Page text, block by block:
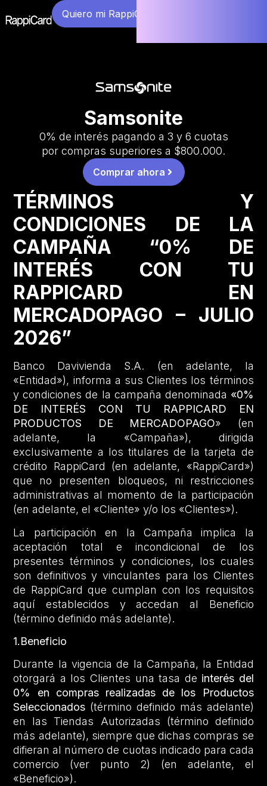
Quiero mi RappiCard
Samsonite
0% de interés pagando a 3 y 6 cuotas
por compras superiores a $800.000.
Comprar ahora
TÉRMINOS Y
CONDICIONES DE LA
CAMPAÑA “0% DE
INTERÉS CON TU
RAPPICARD EN
MERCADOPAGO – JULIO
2026”
Banco Davivienda S.A. (en adelante, la
«Entidad»), informa a sus Clientes los términos
y condiciones de la campaña denominada «0%
DE INTERÉS CON TU RAPPICARD EN
PRODUCTOS DE MERCADOPAGO» (en
adelante, la «Campaña»), dirigida
exclusivamente a los titulares de la tarjeta de
crédito RappiCard (en adelante, «RappiCard»)
que no presenten bloqueos, ni restricciones
administrativas al momento de la participación
(en adelante, el «Cliente» y/o los «Clientes»).
La participación en la Campaña implica la
aceptación total e incondicional de los
presentes términos y condiciones, los cuales
son definitivos y vinculantes para los Clientes
de RappiCard que cumplan con los requisitos
aquí establecidos y accedan al Beneficio
(término definido más adelante).
1.Beneficio
Durante la vigencia de la Campaña, la Entidad
otorgará a los Clientes una tasa de interés del
0% en compras realizadas de los Productos
Seleccionados (término definido más adelante)
en las Tiendas Autorizadas (término definido
más adelante), siempre que dichas compras se
difieran al número de cuotas indicado para cada
comercio (ver punto 2) (en adelante, el
«Beneficio»).